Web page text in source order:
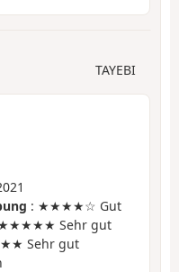
TAYEBI
: ★★★★☆ Gut
Sehr gut
Sehr gut